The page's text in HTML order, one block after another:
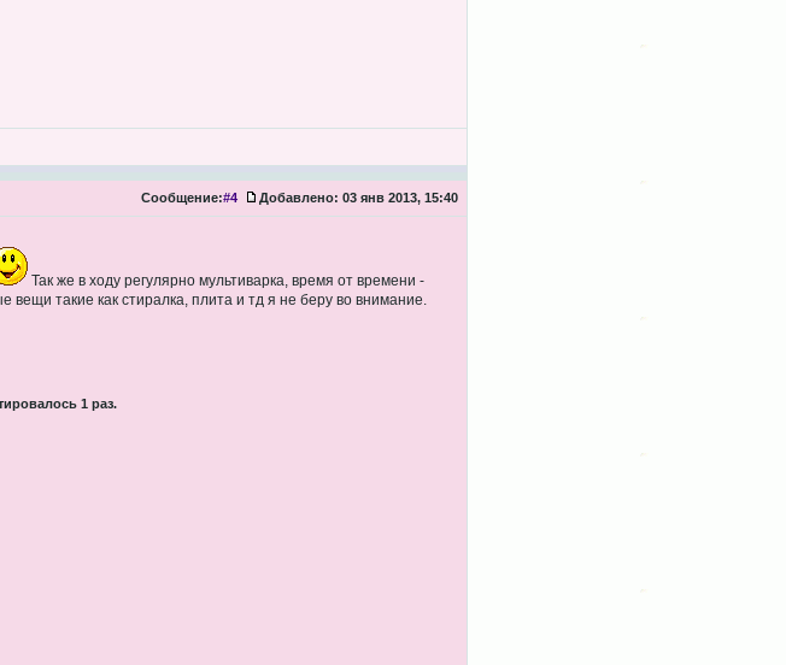
Сообщение:#4 Добавлено: 03 янв 2013, 15:40
Так же в ходу регулярно мультиварка, время от времени -
такие как стиралка, плита и тд я не беру во внимание.
1 раз.